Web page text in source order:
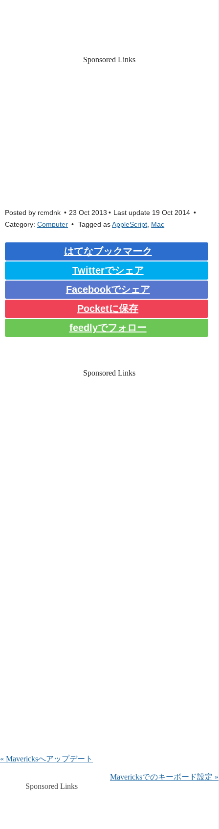
Sponsored Links
Posted by rcmdnk 23 Oct 2013 Last update 19 Oct 2014
Category: Computer Tagged asAppleScript, Mac
はてなブックマーク
Twitterでシェア
Facebookでシェア
Pocketに保存
feedlyでフォロー
Sponsored Links
« Mavericksへアップデート
Mavericksでのキーボード設定 »
Sponsored Links